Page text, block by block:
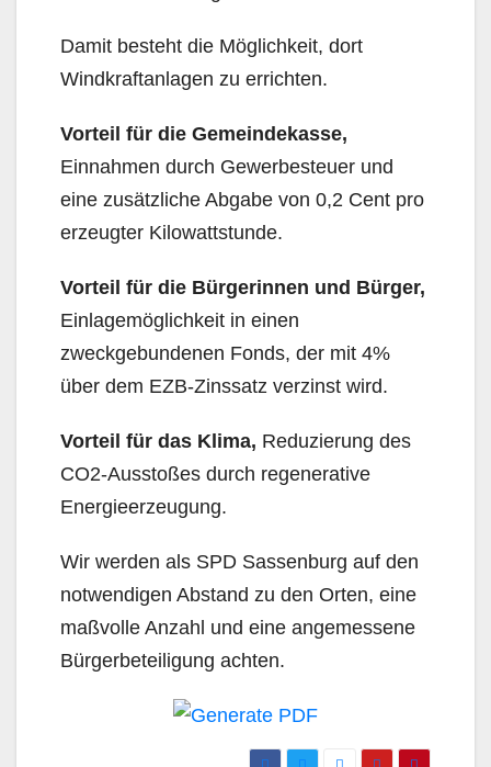
Damit besteht die Möglichkeit, dort
Windkraftanlagen zu errichten.
Vorteil für die Gemeindekasse,
Einnahmen durch Gewerbesteuer und
eine zusätzliche Abgabe von 0,2 Cent pro
erzeugter Kilowattstunde.
Vorteil für die Bürgerinnen und Bürger,
Einlagemöglichkeit in einen
zweckgebundenen Fonds, der mit 4%
über dem EZB-Zinssatz verzinst wird.
Vorteil für das Klima, Reduzierung des
CO2-Ausstoßes durch regenerative
Energieerzeugung.
Wir werden als SPD Sassenburg auf den
notwendigen Abstand zu den Orten, eine
maßvolle Anzahl und eine angemessene
Bürgerbeteiligung achten.